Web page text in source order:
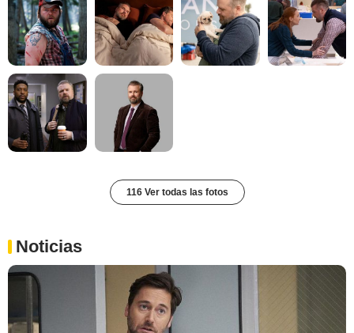
116 Ver todas las fotos
Noticias